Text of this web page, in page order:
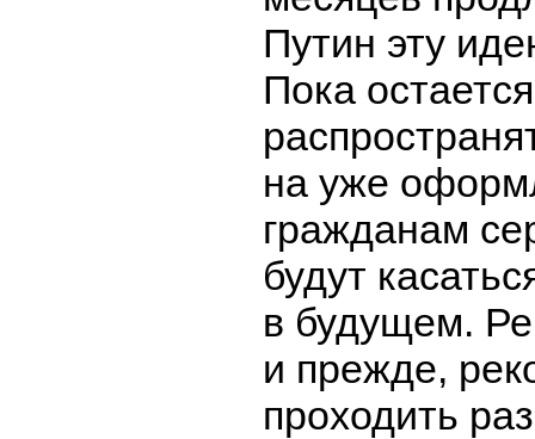
Путин эту
Пока
на уже
гражданам
будут
в будущем.
и прежде,
проходить